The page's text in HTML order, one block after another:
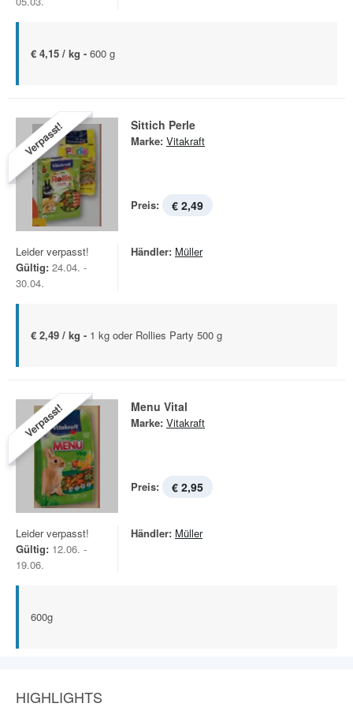
€ 4,15 / kg - 600 g
Verpasst! Sittich Perle
Marke: Vitakraft
Preis: € 2,49
Leider verpasst!
Gültig: 24.04. -
30.04.
Händler: Müller
€ 2,49 / kg - 1 kg oder Rollies Party 500 g
Verpasst! Menu Vital
Marke: Vitakraft
Preis: € 2,95
Leider verpasst!
Gültig: 12.06. -
19.06.
Händler: Müller
600g
HIGHLIGHTS